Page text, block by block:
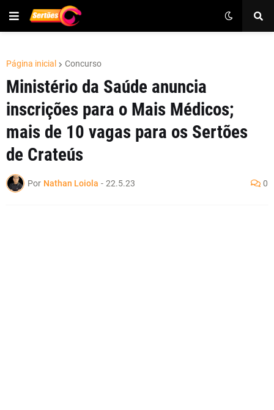
Página inicial Concurso
Ministério da Saúde anuncia
inscrições para o Mais Médicos;
mais de 10 vagas para os Sertões
de Crateús
Por Nathan Loiola - 22.5.23 0